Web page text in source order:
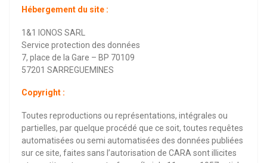
Hébergement du site :
1&1 IONOS SARL
Service protection des données
7, place de la Gare – BP 70109
57201 SARREGUEMINES
Copyright :
Toutes reproductions ou représentations, intégrales ou
partielles, par quelque procédé que ce soit, toutes requêtes
automatisées ou semi automatisées des données publiées
sur ce site, faites sans l’autorisation de CARA sont illicites